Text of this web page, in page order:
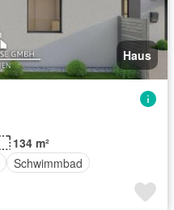
Haus
134 m²
Schwimmbad